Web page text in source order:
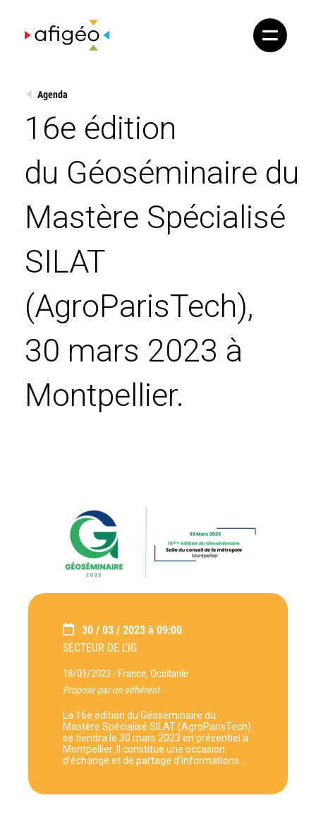
content
Agenda
16e édition
du Géoséminaire du
Mastère Spécialisé
SILAT
(AgroParisTech),
30 mars 2023 à
Montpellier.
30 / 03 / 2023 à 09:00
SECTEUR DE L'IG
18/01/2023 - France, Occitanie
Proposé par un adhérent
La 16e édition du Géoséminaire du
Mastère Spécialisé SILAT (AgroParisTech)
se tiendra le 30 mars 2023 en présentiel à
Montpellier. Il constitue une occasion
d’échange et de partage d’informations…